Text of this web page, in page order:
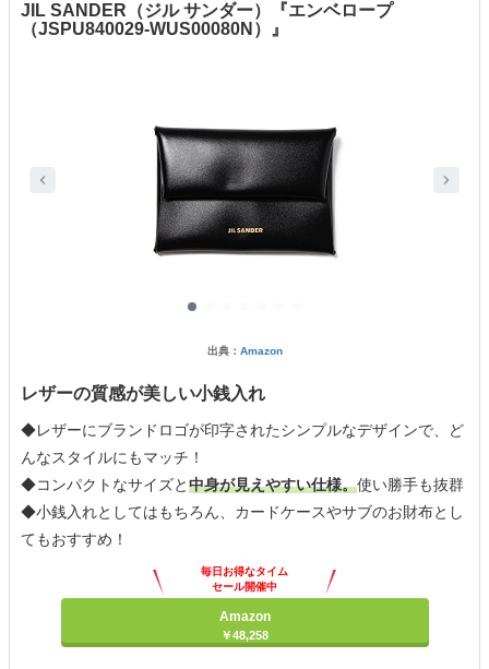
JIL SANDER（ジル サンダー）『エンベロープ
（JSPU840029-WUS00080N）』
出典： Amazon
レザーの質感が美しい小銭入れ
◆レザーにブランドロゴが印字されたシンプルなデザインで、ど
んなスタイルにもマッチ！
◆コンパクトなサイズと中身が見えやすい仕様。使い勝手も抜群
◆小銭入れとしてはもちろん、カードケースやサブのお財布とし
てもおすすめ！
毎日お得なタイム
セール開催中
Amazon
￥48,258